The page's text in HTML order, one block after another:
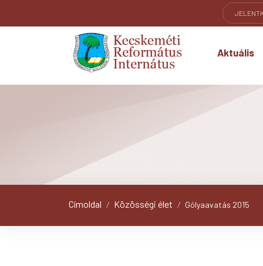
Aktuális
Címoldal / Közösségi élet / Gólyaavatás 2015